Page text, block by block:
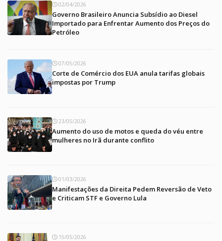
02/04/2026
Governo Brasileiro Anuncia Subsídio ao Diesel
Importado para Enfrentar Aumento dos Preços do
Petróleo
07/05/2026
Corte de Comércio dos EUA anula tarifas globais
impostas por Trump
23/05/2026
Aumento do uso de motos e queda do véu entre
mulheres no Irã durante conflito
01/03/2026
Manifestações da Direita Pedem Reversão de Veto
e Criticam STF e Governo Lula
15/05/2026